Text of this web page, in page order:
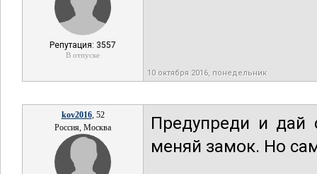
Репутация: 3557
В отпуске
10 октября 2016, понедельник
kov2016, 52
Россия, Москва
Предупреди и дай
меняй замок. Но